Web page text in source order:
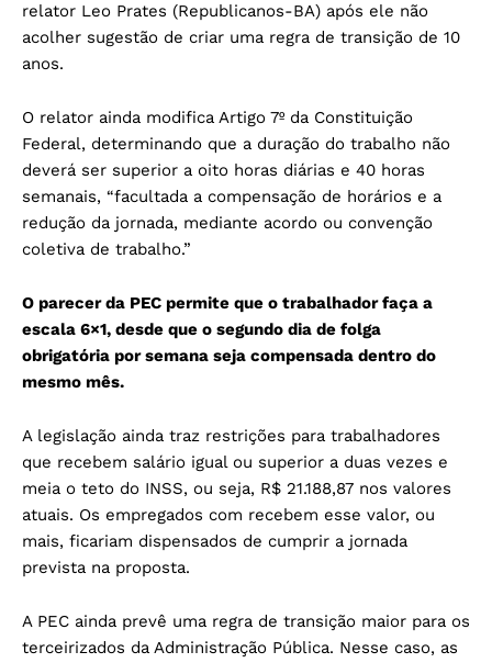
relator Leo Prates (Republicanos-BA) após ele não
acolher sugestão de criar uma regra de transição de 10
anos.
O relator ainda modifica Artigo 7º da Constituição
Federal, determinando que a duração do trabalho não
deverá ser superior a oito horas diárias e 40 horas
semanais, “facultada a compensação de horários e a
redução da jornada, mediante acordo ou convenção
coletiva de trabalho.”
O parecer da PEC permite que o trabalhador faça a
escala 6×1, desde que o segundo dia de folga
obrigatória por semana seja compensada dentro do
mesmo mês.
A legislação ainda traz restrições para trabalhadores
que recebem salário igual ou superior a duas vezes e
meia o teto do INSS, ou seja, R$ 21.188,87 nos valores
atuais. Os empregados com recebem esse valor, ou
mais, ficariam dispensados de cumprir a jornada
prevista na proposta.
A PEC ainda prevê uma regra de transição maior para os
terceirizados da Administração Pública. Nesse caso, as